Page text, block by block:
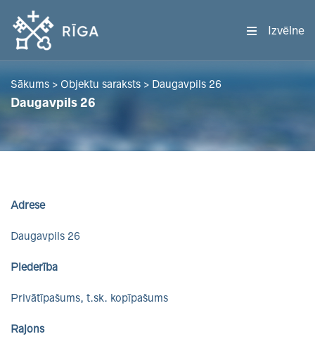
Izvēlne
Sākums > Objektu saraksts > Daugavpils 26
Daugavpils 26
Adrese
Daugavpils 26
Piederība
Privātīpašums, t.sk. kopīpašums
Rajons